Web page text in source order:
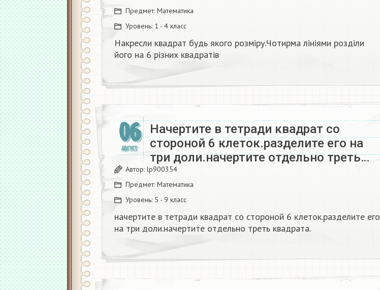
Предмет: Математика
Уровень: 1 - 4 класс
Накресли квадрат будь якого розміру.Чотирма лініями розділи
його на 6 різних квадратів
06
АВГУСТ
Начертите в тетради квадрат со
стороной 6 клеток.разделите его на
три доли.начертите отдельно треть…
Автор: lp900354
Предмет: Математика
Уровень: 5 - 9 класс
начертите в тетради квадрат со стороной 6 клеток.разделите его
на три доли.начертите отдельно треть квадрата.